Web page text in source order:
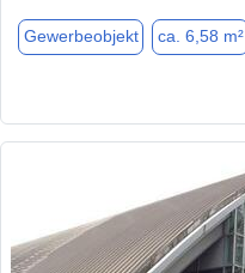
Gewerbeobjekt ca. 6,58 m²